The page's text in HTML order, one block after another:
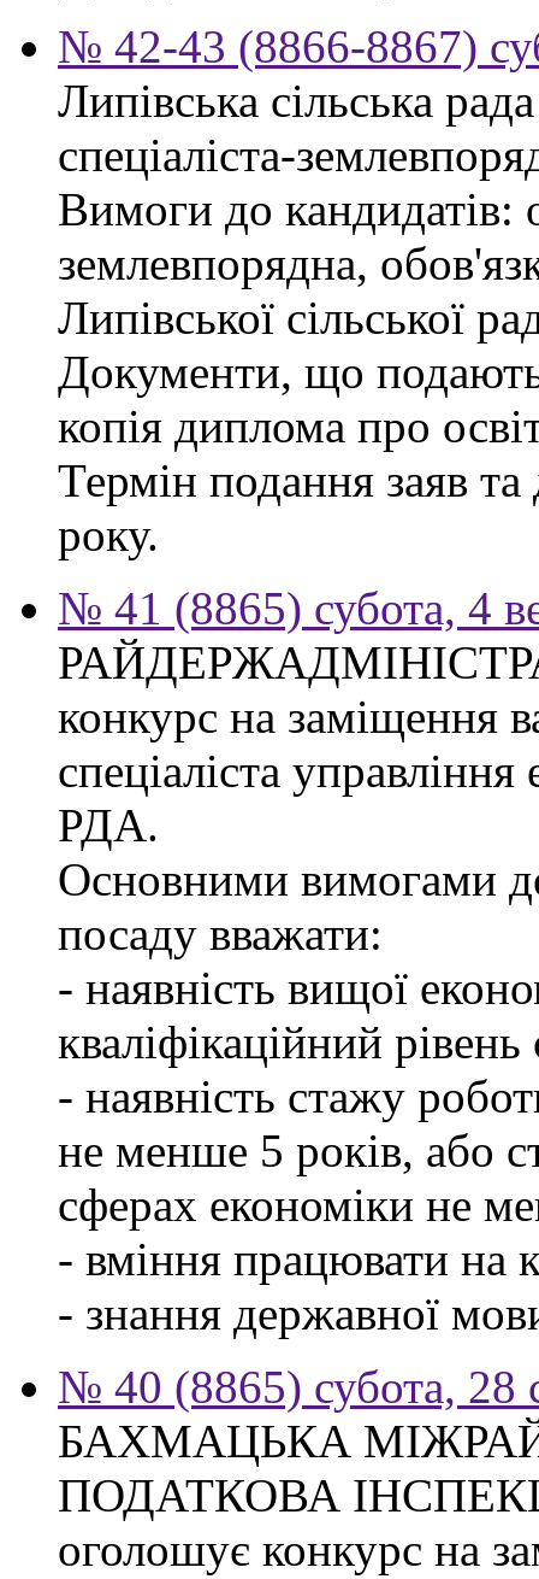
№ 42-43 (8866-8867)
Липівська сільська
спеціаліста-
Вимоги до кандидатів:
землевпорядна,
Липівської сільської
Документи, що
копія диплома про
Термін подання заяв
року.
№ 41 (8865) субота, 4
конкурс на заміщення
спеціаліста
РДА.
Основними вимогами
посаду вважати:
- наявність вищої
кваліфікаційний рівень
- наявність стажу
не менше 5 років, або
сферах економіки не
- вміння працювати на
- знання державної
№ 40 (8865) субота, 28
БАХМАЦЬКА
ПОДАТКОВА
оголошує конкурс на